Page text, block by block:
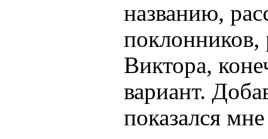
названию,
поклонников,
Виктора,
вариант.
показался